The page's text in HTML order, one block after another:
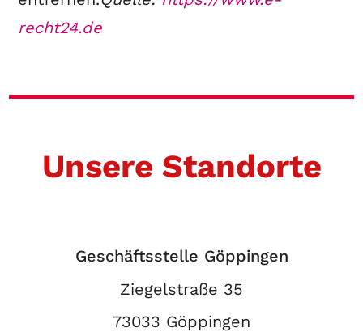
recht24.de
Unsere Standorte
Geschäftsstelle Göppingen
Ziegelstraße 35
73033 Göppingen